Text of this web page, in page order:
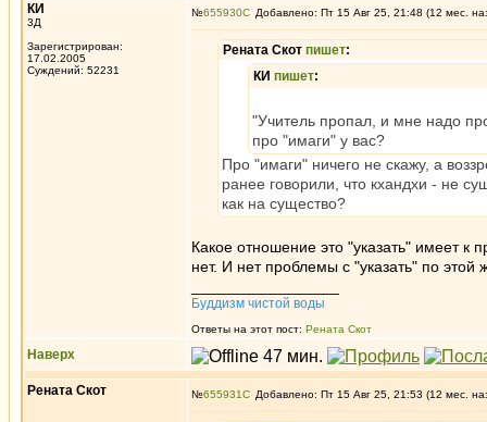
КИ
3Д
Зарегистрирован:
17.02.2005
Суждений: 52231
№655930 Добавлено: Пт 15 Авг 25, 21:48 (12 мес.
Рената Скот пишет:
КИ пишет:
"Учитель пропал, и мне надо
про "имаги" у вас?
Про "имаги" ничего не скажу, а
ранее говорили, что кхандхи - не
как на существо?
Какое отношение это "указать" имеет к
нет. И нет проблемы с "указать" по
Буддизм чистой воды
Ответы на этот пост: Рената Скот
Наверх
Рената Скот №655931 Добавлено: Пт 15 Авг 25, 21:53 (12 мес.